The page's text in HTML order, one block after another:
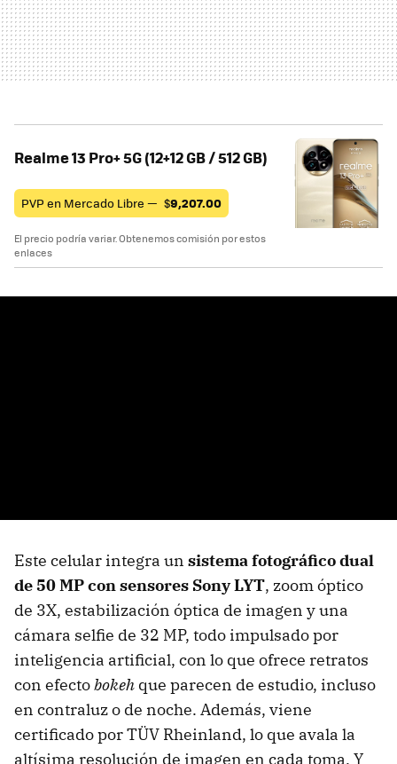
Realme 13 Pro+ 5G (12+12 GB / 512 GB)
PVP en Mercado Libre — $9,207.00
El precio podría variar. Obtenemos comisión por estos
enlaces
Este celular integra un sistema fotográfico dual
de 50 MP con sensores Sony LYT, zoom óptico
de 3X, estabilización óptica de imagen y una
cámara selfie de 32 MP, todo impulsado por
inteligencia artificial, con lo que ofrece retratos
con efectobokeh que parecen de estudio, incluso
en contraluz o de noche. Además, viene
certificado por TÜV Rheinland, lo que avala la
altísima resolución de imagen en cada toma. Y